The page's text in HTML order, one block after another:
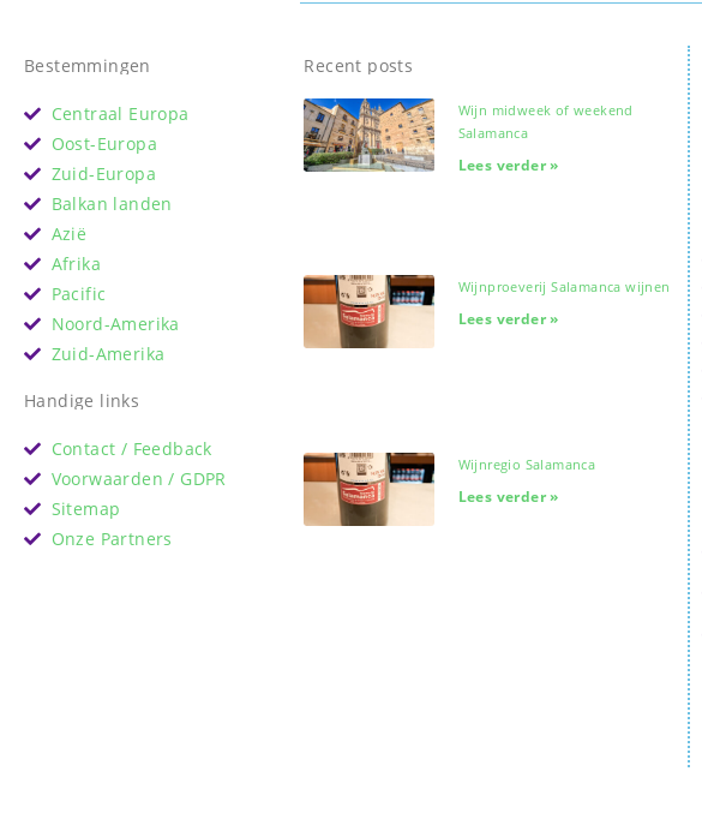
Bestemmingen
Centraal Europa
Oost-Europa
Zuid-Europa
Balkan landen
Azië
Afrika
Pacific
Noord-Amerika
Zuid-Amerika
Handige links
Contact / Feedback
Voorwaarden / GDPR
Sitemap
Onze Partners
Recent posts
Wijn midweek of weekend
Salamanca
Lees verder »
Wijnproeverij Salamanca wijnen
Lees verder »
Wijnregio Salamanca
Lees verder »